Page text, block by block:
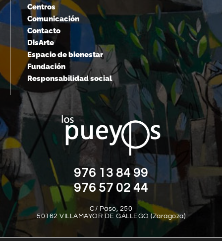
Centros
Comunicación
Contacto
DisArte
Espacio de bienestar
Fundación
Responsabilidad social
976 13 84 99
976 57 02 44
C/ Paso, 250
50162 VILLAMAYOR DE GÁLLEGO (Zaragoza)